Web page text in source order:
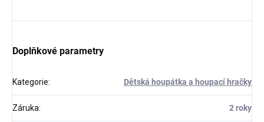
Doplňkové parametry
Kategorie: Dětská houpátka a houpací hračky
Záruka: 2 roky